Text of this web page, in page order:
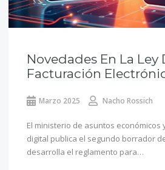
Novedades En La Ley
Facturación
Marzo 2025 Nacho Rossich
El ministerio de asuntos económicos
digital publica el segundo borrador
desarrolla el reglamento para…